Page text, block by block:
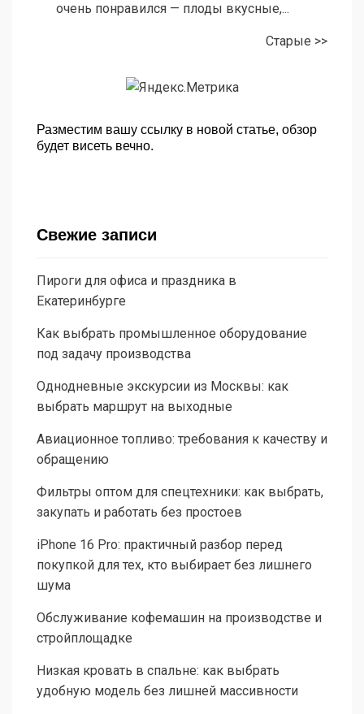
очень понравился — плоды вкусные,...
Старые >>
Разместим вашу ссылку в новой статье, обзор
будет висеть вечно.
Свежие записи
Пироги для офиса и праздника в
Екатеринбурге
Как выбрать промышленное оборудование
под задачу производства
Однодневные экскурсии из Москвы: как
выбрать маршрут на выходные
Авиационное топливо: требования к качеству и
обращению
Фильтры оптом для спецтехники: как выбрать,
закупать и работать без простоев
iPhone 16 Pro: практичный разбор перед
покупкой для тех, кто выбирает без лишнего
шума
Обслуживание кофемашин на производстве и
стройплощадке
Низкая кровать в спальне: как выбрать
удобную модель без лишней массивности